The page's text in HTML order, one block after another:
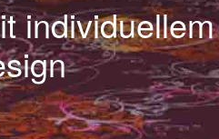
individuellem